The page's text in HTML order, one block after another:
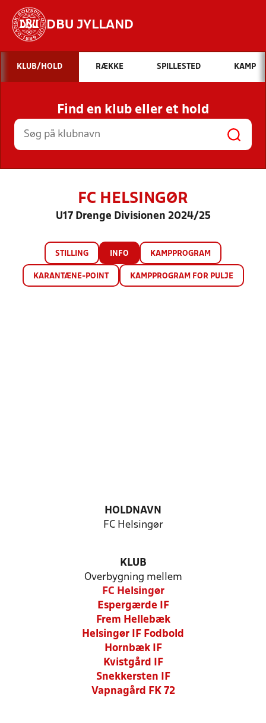
DBU JYLLAND
Hvad vil du søge efter?
INDHOLD OG NYHEDER
STILLINGER, RESULTATER, KLUBBER OG
HOLD
KLUB/HOLD RÆKKE SPILLESTED KAMP
Find en klub eller et hold
FC HELSINGØR
U17 Drenge Divisionen 2024/25
STILLING INFO KAMPPROGRAM
KARANTÆNE-POINT KAMPPROGRAM FOR PULJE
HOLDNAVN
FC Helsingør
KLUB
Overbygning mellem
FC Helsingør
Espergærde IF
Frem Hellebæk
Helsingør IF Fodbold
Hornbæk IF
Kvistgård IF
Snekkersten IF
Vapnagård FK 72